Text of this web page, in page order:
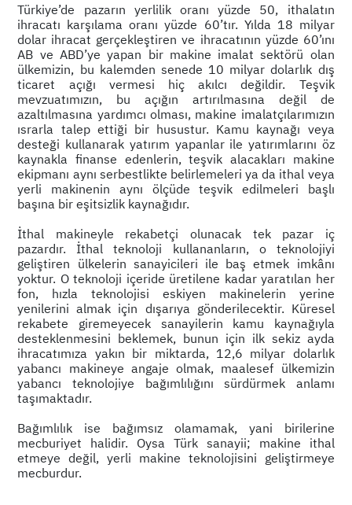
Türkiye’de pazarın yerlilik oranı yüzde 50, ithalatın
ihracatı karşılama oranı yüzde 60’tır. Yılda 18 milyar
dolar ihracat gerçekleştiren ve ihracatının yüzde 60’ını
AB ve ABD’ye yapan bir makine imalat sektörü olan
ülkemizin, bu kalemden senede 10 milyar dolarlık dış
ticaret açığı vermesi hiç akılcı değildir. Teşvik
mevzuatımızın, bu açığın artırılmasına değil de
azaltılmasına yardımcı olması, makine imalatçılarımızın
ısrarla talep ettiği bir husustur. Kamu kaynağı veya
desteği kullanarak yatırım yapanlar ile yatırımlarını öz
kaynakla finanse edenlerin, teşvik alacakları makine
ekipmanı aynı serbestlikte belirlemeleri ya da ithal veya
yerli makinenin aynı ölçüde teşvik edilmeleri başlı
başına bir eşitsizlik kaynağıdır.
İthal makineyle rekabetçi olunacak tek pazar iç
pazardır. İthal teknoloji kullananların, o teknolojiyi
geliştiren ülkelerin sanayicileri ile baş etmek imkânı
yoktur. O teknoloji içeride üretilene kadar yaratılan her
fon, hızla teknolojisi eskiyen makinelerin yerine
yenilerini almak için dışarıya gönderilecektir. Küresel
rekabete giremeyecek sanayilerin kamu kaynağıyla
desteklenmesini beklemek, bunun için ilk sekiz ayda
ihracatımıza yakın bir miktarda, 12,6 milyar dolarlık
yabancı makineye angaje olmak, maalesef ülkemizin
yabancı teknolojiye bağımlılığını sürdürmek anlamı
taşımaktadır.
Bağımlılık ise bağımsız olamamak, yani birilerine
mecburiyet halidir. Oysa Türk sanayii; makine ithal
etmeye değil, yerli makine teknolojisini geliştirmeye
mecburdur.